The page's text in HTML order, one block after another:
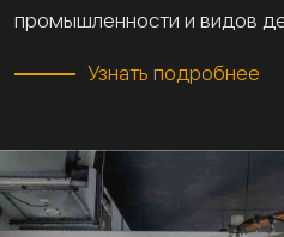
промышленности и видов
Узнать подробнее